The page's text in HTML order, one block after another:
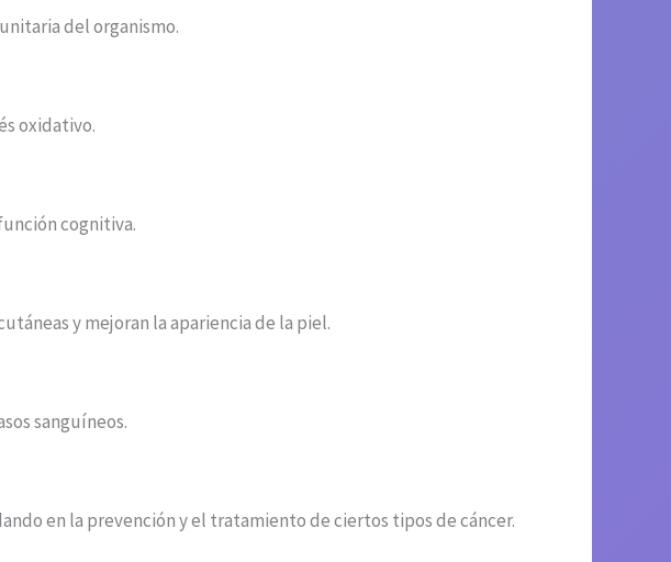
del organismo.
oxidativo.
cognitiva.
y mejoran la apariencia de la piel.
sanguíneos.
en la prevención y el tratamiento de ciertos tipos de cáncer.